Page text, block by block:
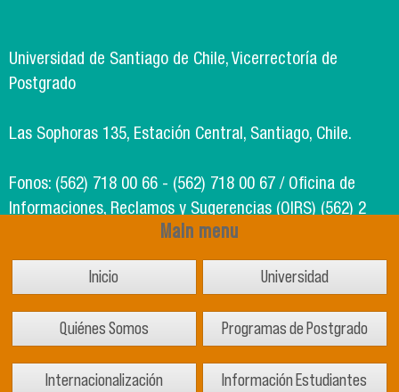
Main menu
Inicio Universidad
Quiénes Somos Programas de Postgrado
Internacionalización Información Estudiantes
Universidad de Santiago de Chile, Vicerrectoría de
Postgrado
Las Sophoras 135, Estación Central, Santiago, Chile.
Fonos: (562) 718 00 66 - (562) 718 00 67 / Oficina de
Informaciones, Reclamos y Sugerencias (OIRS) (562) 2
Soporte Informático Segic: (562) 718 02 25